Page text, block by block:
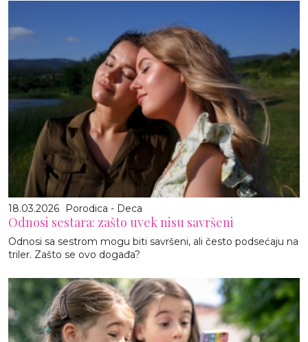
18.03.2026 Porodica - Deca
Odnosi sestara: zašto uvek nisu savršeni
Odnosi sa sestrom mogu biti savršeni, ali često podsećaju na
triler. Zašto se ovo događa?